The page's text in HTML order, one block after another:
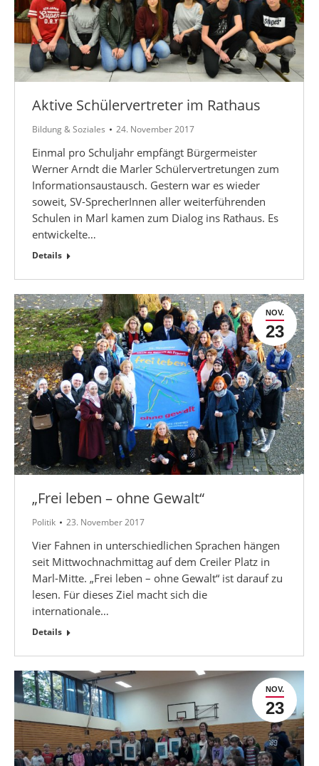
Aktive Schülervertreter im Rathaus
Bildung & Soziales 24. November 2017
Einmal pro Schuljahr empfängt Bürgermeister
Werner Arndt die Marler Schülervertretungen zum
Informationsaustausch. Gestern war es wieder
soweit, SV-SprecherInnen aller weiterführenden
Schulen in Marl kamen zum Dialog ins Rathaus. Es
entwickelte…
Details
NOV.
23
„Frei leben – ohne Gewalt“
Politik 23. November 2017
Vier Fahnen in unterschiedlichen Sprachen hängen
seit Mittwochnachmittag auf dem Creiler Platz in
Marl-Mitte. „Frei leben – ohne Gewalt“ ist darauf zu
lesen. Für dieses Ziel macht sich die
internationale…
Details
NOV.
23